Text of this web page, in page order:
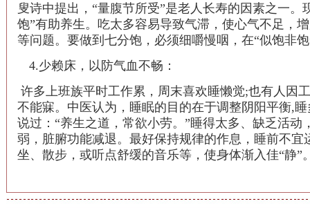
叟诗中提出，“量腹节所受”是老人长寿的因素之一
饱”有助养生。吃太多容易导致气滞，使心气不足，
等问题。要做到七分饱，必须细嚼慢咽，在“似饱非
4.少赖床，以防气血不畅：
许多上班族平时工作累，周末喜欢睡懒觉;也有人因
不能寐。中医认为，睡眠的目的在于调整阴阳平衡,
说过：“养生之道，常欲小劳。”睡得太多、缺乏活
弱，脏腑功能减退。最好保持规律的作息，睡前不
坐、散步，或听点舒缓的音乐等，使身体渐入佳“静”